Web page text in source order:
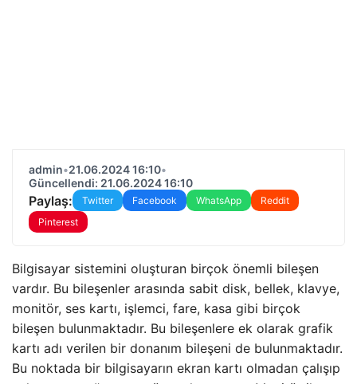
admin•21.06.2024 16:10•
Güncellendi: 21.06.2024 16:10
Paylaş: Twitter Facebook WhatsApp
Reddit
Pinterest
Bilgisayar sistemini oluşturan birçok önemli bileşen
vardır. Bu bileşenler arasında sabit disk, bellek, klavye,
monitör, ses kartı, işlemci, fare, kasa gibi birçok
bileşen bulunmaktadır. Bu bileşenlere ek olarak grafik
kartı adı verilen bir donanım bileşeni de bulunmaktadır.
Bu noktada bir bilgisayarın ekran kartı olmadan çalışıp